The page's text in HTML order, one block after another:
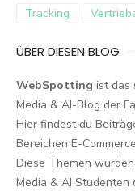
Tracking
ÜBER DIESEN BLOG
WebSpotting ist das
Media & AI-Blog der
Hier findest du
Bereichen E-
Diese Themen
Media & AI Studenten